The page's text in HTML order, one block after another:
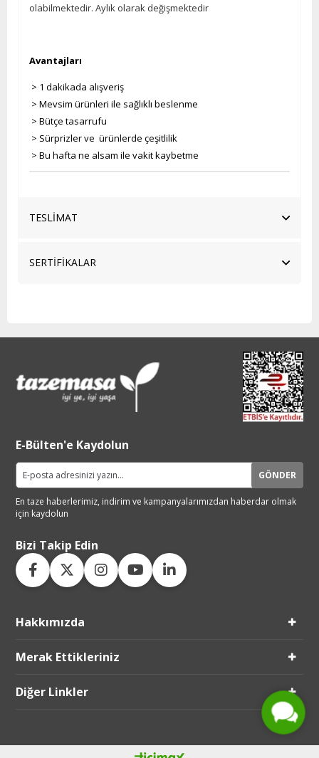
olabilmektedir. Aylık olarak değişmektedir
Avantajları
> 1 dakikada alışveriş
> Mevsim ürünleri ile sağlıklı beslenme
> Bütçe tasarrufu
> Sürprizler ve ürünlerde çeşitlilik
> Bu hafta ne alsam ile vakit kaybetme
TESLİMAT
SERTİFİKALAR
E-Bülten'e Kaydolun
GÖNDER
En taze haberlerimiz, indirim ve kampanyalarımızdan haberdar olmak
için kaydolun
Bizi Takip Edin
Hakkımızda
Merak Ettikleriniz
Diğer Linkler